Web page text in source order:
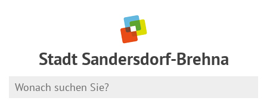
Stadt Sandersdorf-Brehna